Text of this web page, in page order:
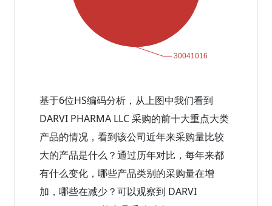
基于6位HS编码分析，从上图中我们看到
DARVI PHARMA LLC 采购的前十大重点大类
产品的情况，看到该公司近年来采购量比较
大的产品是什么？通过历年对比，每年来都
有什么变化，哪些产品类别的采购量在增
加，哪些在减少？可以观察到 DARVI